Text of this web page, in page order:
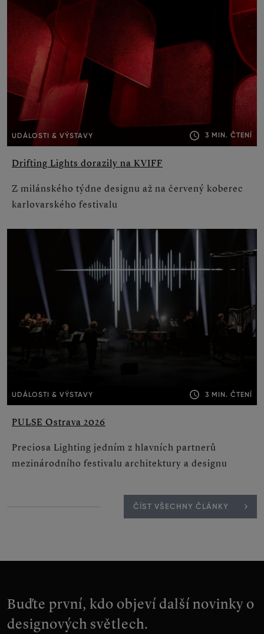
UDÁLOSTI & VÝSTAVY 3 MIN. ČTENÍ
Drifting Lights dorazily na KVIFF
Z milánského týdne designu až na červený koberec
karlovarského festivalu
UDÁLOSTI & VÝSTAVY 3 MIN. ČTENÍ
PULSE Ostrava 2026
Preciosa Lighting jedním z hlavních partnerů
mezinárodního festivalu architektury a designu
ČÍST VŠECHNY ČLÁNKY
Buďte první, kdo objeví další novinky o
designových světlech.